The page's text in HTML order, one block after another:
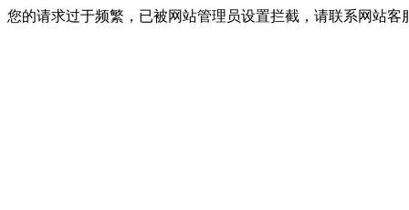
您的请求过于频繁，已被网站管理员设置拦截，请联系网站客